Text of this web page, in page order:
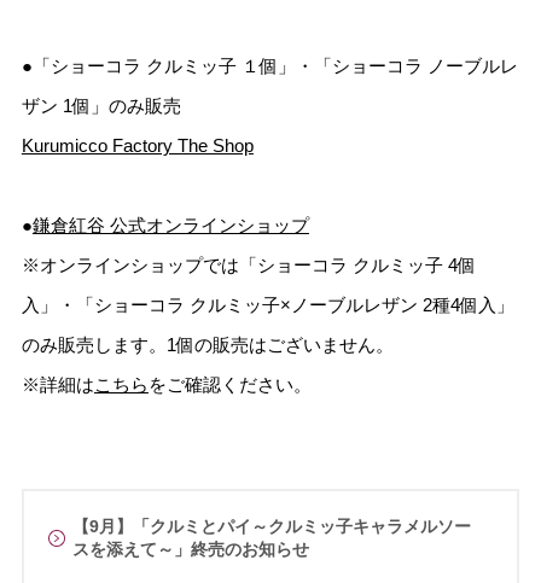
●「ショーコラ クルミッ子 １個」・「ショーコラ ノーブルレ
ザン 1個」のみ販売
Kurumicco Factory The Shop
●鎌倉紅谷 公式オンラインショップ
※オンラインショップでは「ショーコラ クルミッ子 4個
入」・「ショーコラ クルミッ子×ノーブルレザン 2種4個入」
のみ販売します。1個の販売はございません。
※詳細はこちら をご確認ください。
【9月】「クルミとパイ～クルミッ子キャラメルソー
スを添えて～」終売のお知らせ